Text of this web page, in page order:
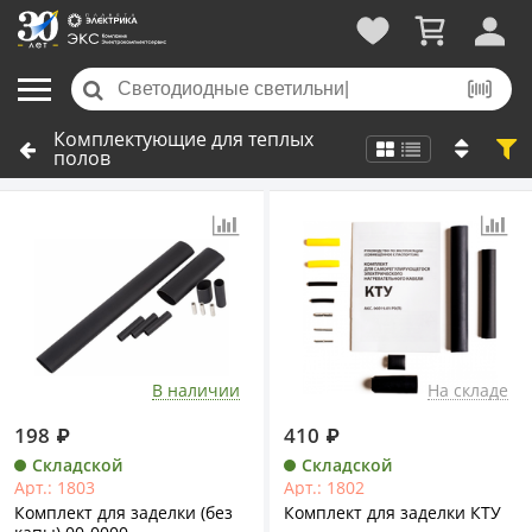
Комплектующие для теплых
полов
В наличии
198 ₽
Складской
Арт.: 1803
Комплект для заделки (без
На складе
410 ₽
Складской
Арт.: 1802
Комплект для заделки КТУ